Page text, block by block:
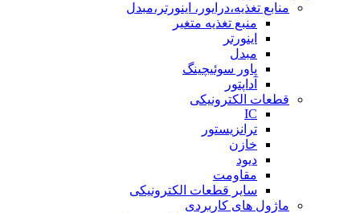
منابع تغذیه،درایور، اینورتر،مبدل
منبع تغذیه متغیر
اینورتر
مبدل
پاور سوئیچینگ
آداپتور
قطعات الکترونیکی
IC
ترانزیستور
خازن
دیود
مقاومت
سایر قطعات الکترونیکی
ماژول های کاربردی